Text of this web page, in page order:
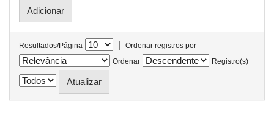
Resultados/Página |
Ordenar registros por
Ordenar
Registro(s)